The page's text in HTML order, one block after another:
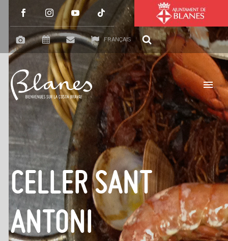
FRANÇAIS
CELLER SANT
ANTONI